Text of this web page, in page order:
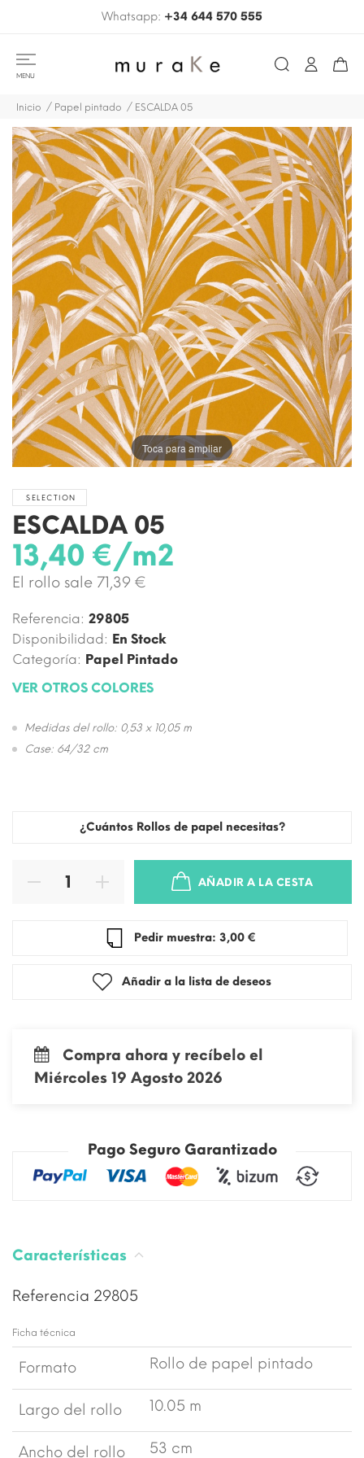
Whatsapp: +34 644 570 555
MENU
Inicio Papel pintado ESCALDA 05
Toca para ampliar
SELECTION
ESCALDA 05
13,40 €/m2
El rollo sale 71,39 €
Referencia: 29805
Disponibilidad: En Stock
Categoría: Papel Pintado
VER OTROS COLORES
Medidas del rollo: 0,53 x 10,05 m
Case: 64/32 cm
¿Cuántos Rollos de papel necesitas?
AÑADIR A LA CESTA
Pedir muestra: 3,00 €
Añadir a la lista de deseos
Compra ahora y recíbelo el
Miércoles 19 Agosto 2026
Pago Seguro Garantizado
Características
Referencia 29805
Ficha técnica
Formato Rollo de papel pintado
Largo del rollo 10.05 m
Ancho del rollo 53 cm